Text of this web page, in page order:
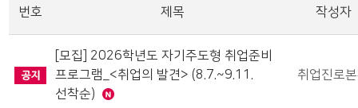
번호 제목 작성자
[모집] 2026학년도 자기주도형 취업준비
프로그램_<취업의 발견> (8.7.~9.11.
선착순)
취업진로